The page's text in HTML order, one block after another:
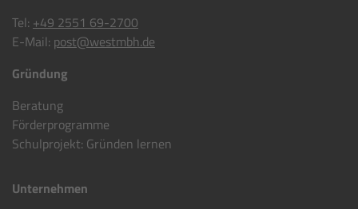
Tel: +49 2551 69-2700
E-Mail: post@westmbh.de
Gründung
Beratung
Förderprogramme
Schulprojekt: Gründen lernen
Unternehmen